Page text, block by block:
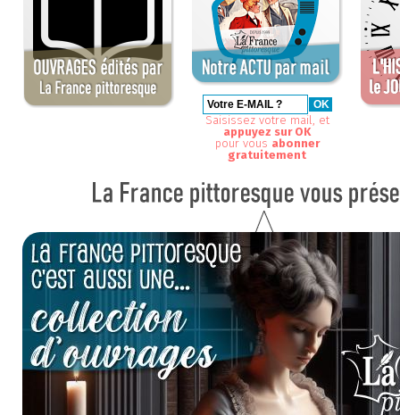
Saisissez votre mail, et
appuyez sur OK
pour vous abonner
gratuitement